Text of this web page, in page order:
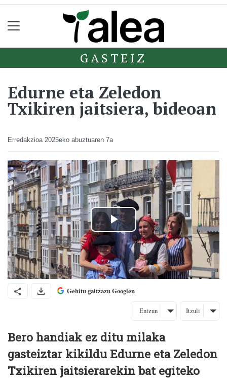
GASTEIZ
Edurne eta Zeledon
Txikiren jaitsiera, bideoan
Erredakzioa 2025eko abuztuaren 7a
Gehitu gaitzazu Googlen
Entzun Itzuli
Bero handiak ez ditu milaka
gasteiztar kikildu Edurne eta Zeledon
Txikiren jaitsierarekin bat egiteko